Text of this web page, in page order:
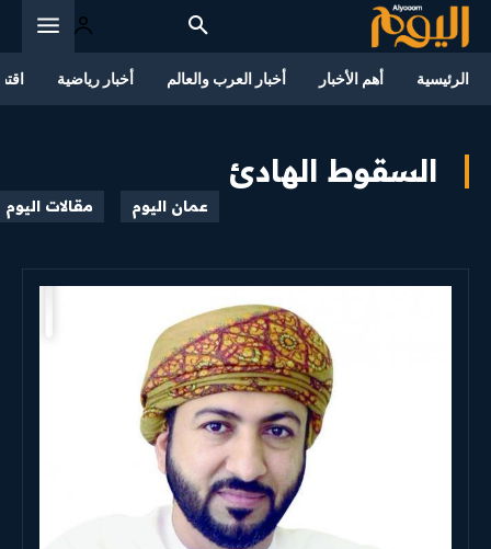
الرئيسية أهم الأخبار أخبار العرب والعالم أخبار رياضية
السقوط الهادئ
عمان اليوم مقالات اليوم